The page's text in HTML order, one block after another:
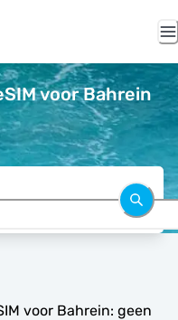
voor Bahrein
voor Bahrein: geen